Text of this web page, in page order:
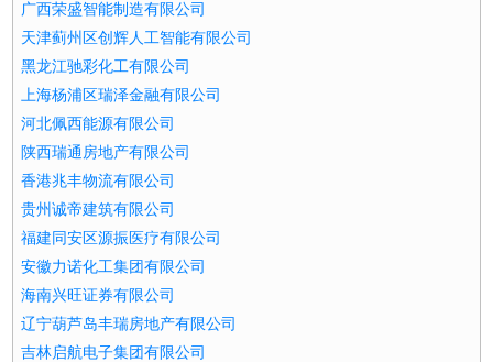
广西荣盛智能制造有限公司
天津蓟州区创辉人工智能有限公司
黑龙江驰彩化工有限公司
上海杨浦区瑞泽金融有限公司
河北佩西能源有限公司
陕西瑞通房地产有限公司
香港兆丰物流有限公司
贵州诚帝建筑有限公司
福建同安区源振医疗有限公司
安徽力诺化工集团有限公司
海南兴旺证券有限公司
辽宁葫芦岛丰瑞房地产有限公司
吉林启航电子集团有限公司